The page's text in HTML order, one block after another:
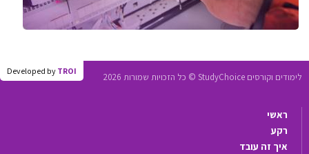
Developed by TROI
לימודים וקורסים StudyChoice © כל הזכויות שמורות 2026
ראשי
רקע
איך זה עובד